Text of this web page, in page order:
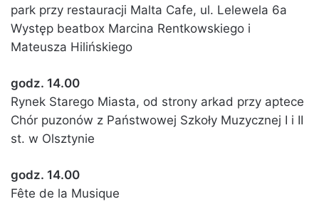
park przy restauracji Malta Cafe, ul. Lelewela 6a
Występ beatbox Marcina Rentkowskiego i
Mateusza Hilińskiego
godz. 14.00
Rynek Starego Miasta, od strony arkad przy aptece
Chór puzonów z Państwowej Szkoły Muzycznej I i II
st. w Olsztynie
godz. 14.00
Fête de la Musique